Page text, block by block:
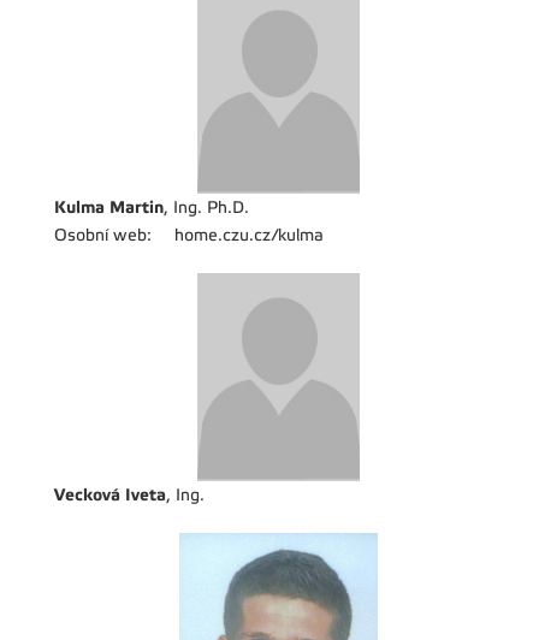
Kulma Martin, Ing. Ph.D.
Osobní web:
home.czu.cz/kulma
Vecková Iveta, Ing.